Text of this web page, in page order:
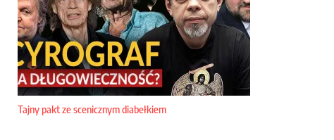
Tajny pakt ze scenicznym diabełkiem